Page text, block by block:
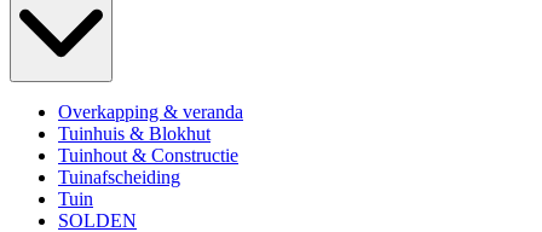
Overkapping & veranda
Tuinhuis & Blokhut
Tuinhout & Constructie
Tuinafscheiding
Tuin
SOLDEN